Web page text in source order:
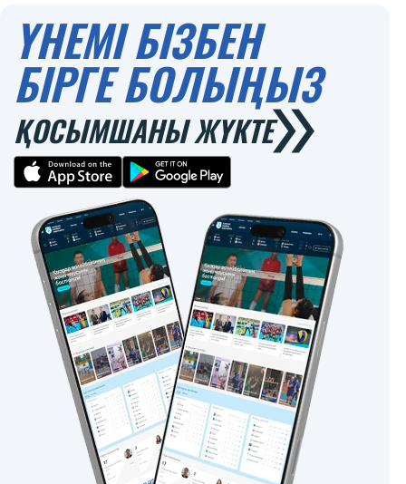
ҮНЕМІ БІЗБЕН
БІРГЕ БОЛЫҢЫЗ
ҚОСЫМШАНЫ ЖҮКТЕ